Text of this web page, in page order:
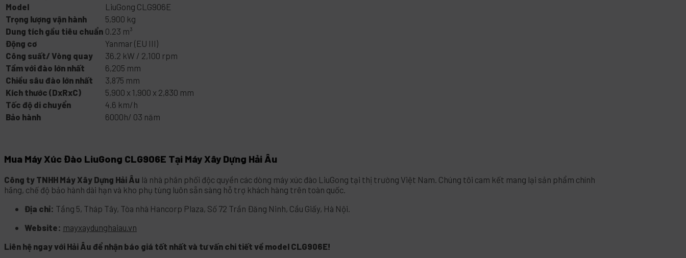
Model
LiuGong CLG906E
Trọng lượng vận hành
5,900 kg
Dung tích gầu tiêu chuẩn 0.23 m³
Động cơ
Yanmar (EU III)
Công suất/ Vòng quay
36.2 kW / 2,100 rpm
Tầm với đào lớn nhất
6,205 mm
Chiều sâu đào lớn nhất
3,875 mm
Kích thước (DxRxC)
5,900 x 1,900 x 2,830 mm
Tốc độ di chuyển
4.6 km/h
Bảo hành
6000h/ 03 năm
Mua Máy Xúc Đào LiuGong CLG906E Tại Máy Xây Dựng Hải Âu
Công ty TNHH Máy Xây Dựng Hải Âu là nhà phân phối độc quyền các dòng máy xúc đào LiuGong tại thị trường Việt Nam. Chúng tôi cam kết mang lại sản phẩm chính
hãng, chế độ bảo hành dài hạn và kho phụ tùng luôn sẵn sàng hỗ trợ khách hàng trên toàn quốc.
Địa chỉ: Tầng 5, Tháp Tây, Tòa nhà Hancorp Plaza, Số 72 Trần Đăng Ninh, Cầu Giấy, Hà Nội.
Website: mayxaydunghaiau.vn
Liên hệ ngay với Hải Âu để nhận báo giá tốt nhất và tư vấn chi tiết về model CLG906E!